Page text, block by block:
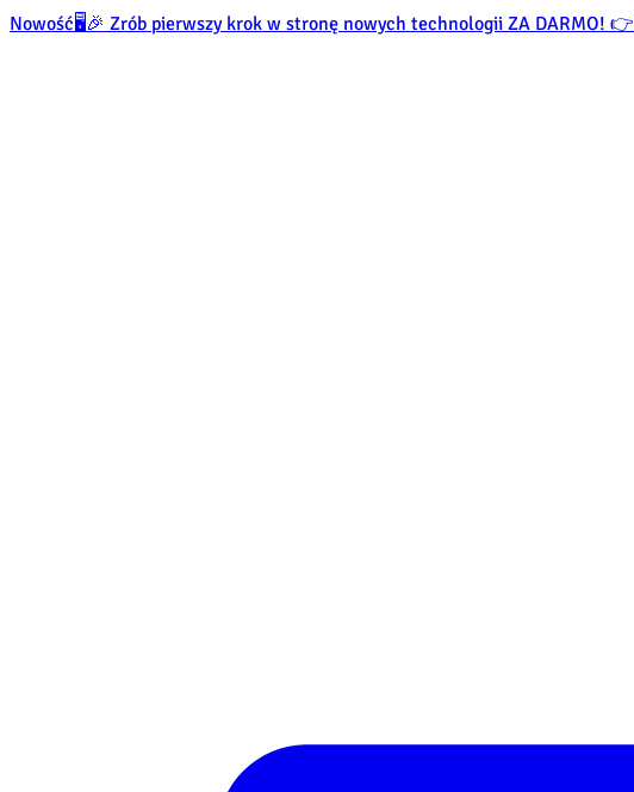
Nowość🖥️🎉 Zrób pierwszy krok w stronę nowych technologii ZA DARMO! 👉